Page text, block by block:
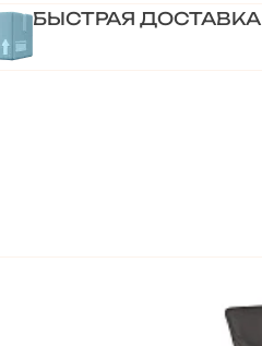
БЫСТРАЯ ДОСТАВКА